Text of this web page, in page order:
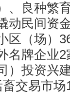
、良种繁
动民间资
区（场）
名牌企业
）投资兴
交易市场